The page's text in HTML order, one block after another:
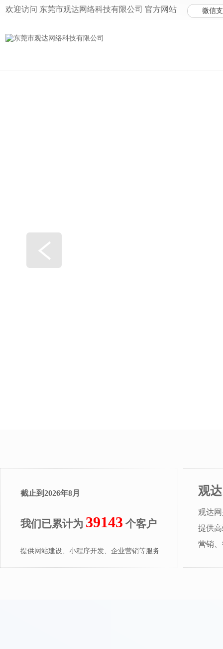
欢迎访问 东莞市观达网络科技有限公司 官方网站 微信
截止到2026年8月
我们已累计为 39143 个客户
提供网站建设、小程序开发、企业营销等服务
观
观达
提供
营销